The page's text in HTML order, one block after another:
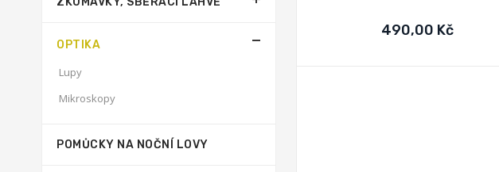
490,00 Kč
OPTIKA
Lupy
Mikroskopy
POMŮCKY NA NOČNÍ LOVY